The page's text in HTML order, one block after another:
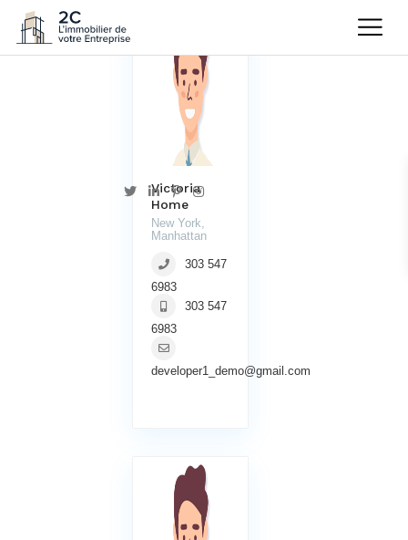
Victoria
Home
New York,
Manhattan
303 547
6983
303 547
6983
developer1_demo@gmail.com